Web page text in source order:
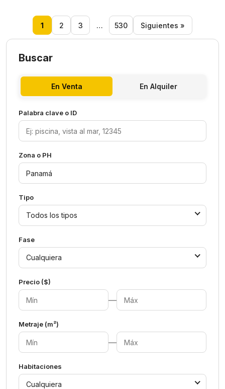
1 2 3 … 530 Siguientes »
Buscar
En Venta En Alquiler
Palabra clave o ID
Zona o PH
Tipo
Todos los tipos
Fase
Cualquiera
Precio ($)
—
Metraje (m²)
—
Habitaciones
Cualquiera